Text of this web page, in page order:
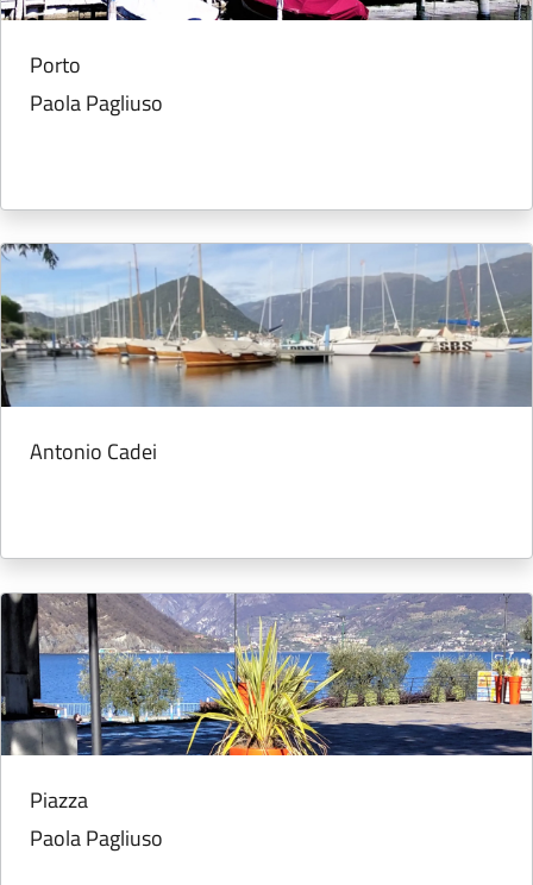
Porto
Paola Pagliuso
Antonio Cadei
Piazza
Paola Pagliuso